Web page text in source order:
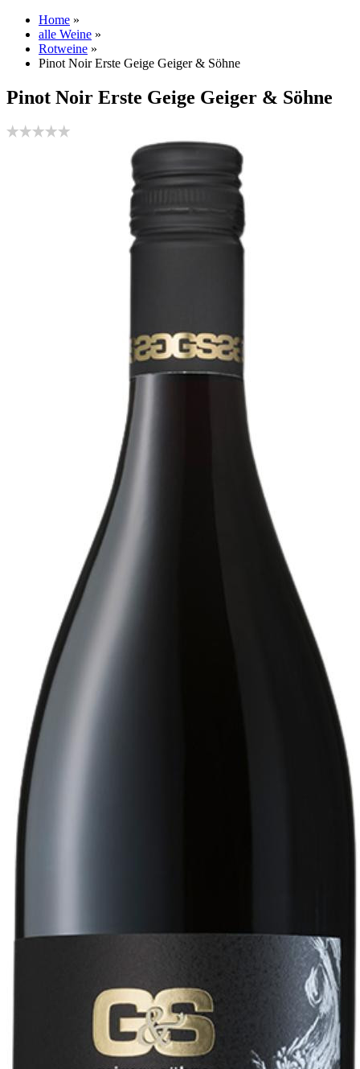
Home »
alle Weine »
Rotweine »
Pinot Noir Erste Geige Geiger & Söhne
Pinot Noir Erste Geige Geiger & Söhne